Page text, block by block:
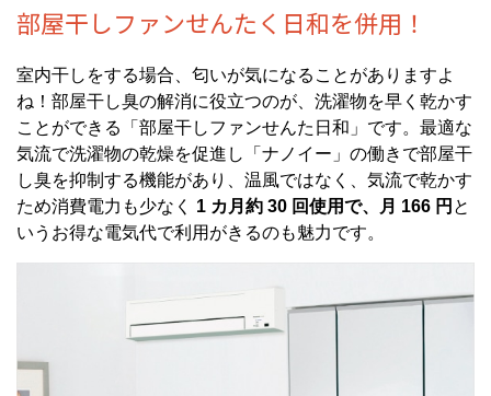
部屋干しファンせんたく日和を併用！
室内干しをする場合、匂いが気になることがありますよ
ね！部屋干し臭の解消に役立つのが、洗濯物を早く乾かす
ことができる「部屋干しファンせんた日和」です。最適な
気流で洗濯物の乾燥を促進し「ナノイー」の働きで部屋干
し臭を抑制する機能があり、温風ではなく、気流で乾かす
ため消費電力も少なく
1 カ月約 30 回使用で、月 166 円 と
いうお得な電気代で利用がきるのも魅力です。